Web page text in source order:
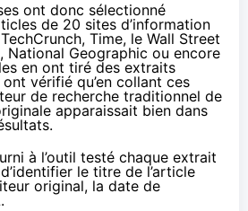
ont donc sélectionné
de 20 sites d’information
Time, le Wall Street
National Geographic ou encore
en ont tiré des extraits
vérifié qu’en collant ces
de recherche traditionnel de
apparaissait bien dans
à l’outil testé chaque extrait
le titre de l’article
original, la date de